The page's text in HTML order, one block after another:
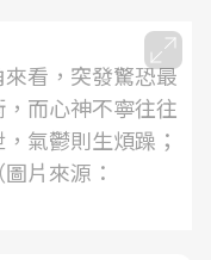
看，突發驚恐最
而心神不寧往往
氣鬱則生煩躁；
片來源：